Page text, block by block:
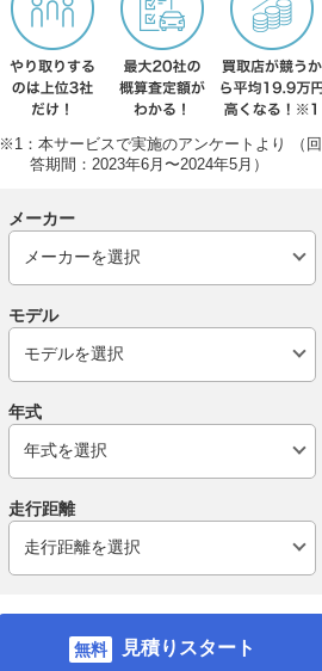
※1：本サービスで実施のアンケートより （回
答期間：2023年6月〜2024年5月）
メーカー
モデル
年式
走行距離
見積りスタート